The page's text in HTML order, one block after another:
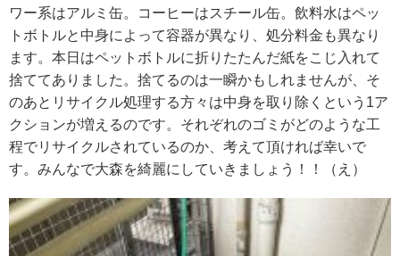
ワー系はアルミ缶。コーヒーはスチール缶。飲料水はペッ
トボトルと中身によって容器が異なり、処分料金も異なり
ます。本日はペットボトルに折りたたんだ紙をこじ入れて
捨ててありました。捨てるのは一瞬かもしれませんが、そ
のあとリサイクル処理する方々は中身を取り除くという1ア
クションが増えるのです。それぞれのゴミがどのような工
程でリサイクルされているのか、考えて頂ければ幸いで
す。みんなで大森を綺麗にしていきましょう！！（え）